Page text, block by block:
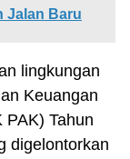
Jalan Baru
lingkungan
Keuangan
PAK) Tahun
digelontorkan